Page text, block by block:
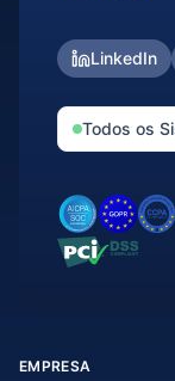
LinkedIn
Todos os
EMPRESA